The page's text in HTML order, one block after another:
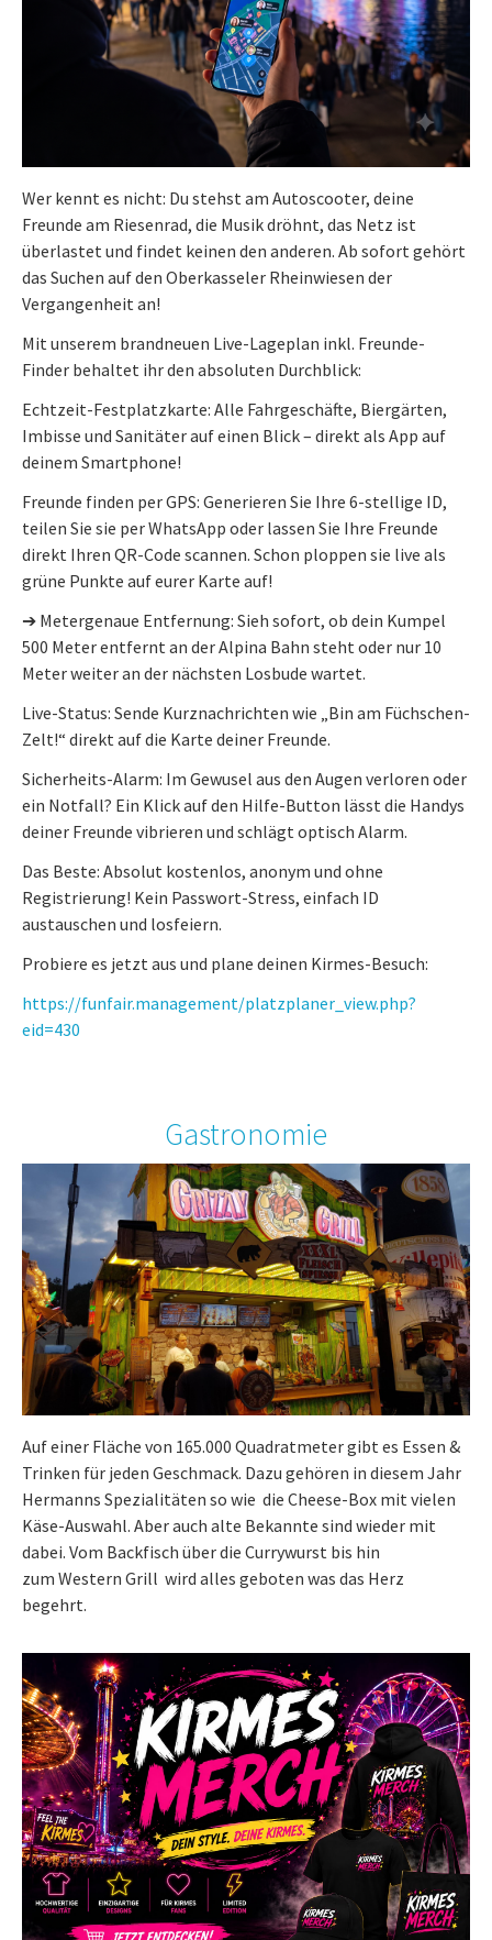
Wer kennt es nicht: Du stehst am Autoscooter, deine
Freunde am Riesenrad, die Musik dröhnt, das Netz ist
überlastet und findet keinen den anderen. Ab sofort gehört
das Suchen auf den Oberkasseler Rheinwiesen der
Vergangenheit an!
Mit unserem brandneuen Live-Lageplan inkl. Freunde-
Finder behaltet ihr den absoluten Durchblick:
Echtzeit-Festplatzkarte: Alle Fahrgeschäfte, Biergärten,
Imbisse und Sanitäter auf einen Blick – direkt als App auf
deinem Smartphone!
Freunde finden per GPS: Generieren Sie Ihre 6-stellige ID,
teilen Sie sie per WhatsApp oder lassen Sie Ihre Freunde
direkt Ihren QR-Code scannen. Schon ploppen sie live als
grüne Punkte auf eurer Karte auf!
➔ Metergenaue Entfernung: Sieh sofort, ob dein Kumpel
500 Meter entfernt an der Alpina Bahn steht oder nur 10
Meter weiter an der nächsten Losbude wartet.
Live-Status: Sende Kurznachrichten wie „Bin am Füchschen-
Zelt!“ direkt auf die Karte deiner Freunde.
Sicherheits-Alarm: Im Gewusel aus den Augen verloren oder
ein Notfall? Ein Klick auf den Hilfe-Button lässt die Handys
deiner Freunde vibrieren und schlägt optisch Alarm.
Das Beste: Absolut kostenlos, anonym und ohne
Registrierung! Kein Passwort-Stress, einfach ID
austauschen und losfeiern.
Probiere es jetzt aus und plane deinen Kirmes-Besuch:
https://funfair.management/platzplaner_view.php?
eid=430
Gastronomie
Auf einer Fläche von 165.000 Quadratmeter gibt es Essen &
Trinken für jeden Geschmack. Dazu gehören in diesem Jahr
Hermanns Spezialitäten so wie die Cheese-Box mit vielen
Käse-Auswahl. Aber auch alte Bekannte sind wieder mit
dabei. Vom Backfisch über die Currywurst bis hin
zum Western Grill wird alles geboten was das Herz
begehrt.